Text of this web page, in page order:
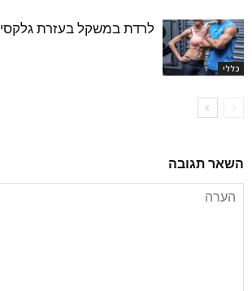
כללי
לרדת במשקל בעזרת גלקסי 6s
השאר תגובה